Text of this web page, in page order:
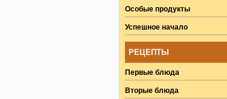
Особые продукты
Успешное начало
РЕЦЕПТЫ
Первые блюда
Вторые блюда